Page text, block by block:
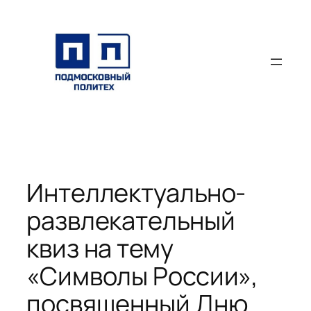
содержимому
Интеллектуально-
развлекательный
квиз на тему
«Символы России»,
посвященный Дню